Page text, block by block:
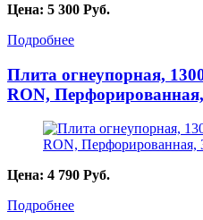
Цена: 5 300 Руб.
Подробнее
Плита огнеупорная,
RON,
Цена: 4 790 Руб.
Подробнее